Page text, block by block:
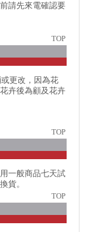
請先來電確認要
TOP
更改，因為花
卉後為顧及花卉
TOP
一般商品七天試
貨。
TOP